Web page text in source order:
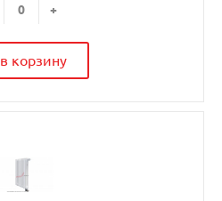
+
в корзину